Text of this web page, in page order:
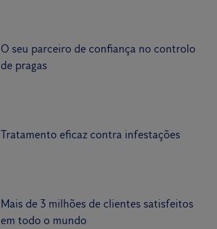
O seu parceiro de confiança no controlo
de pragas
Tratamento eficaz contra infestações
Mais de 3 milhões de clientes satisfeitos
em todo o mundo